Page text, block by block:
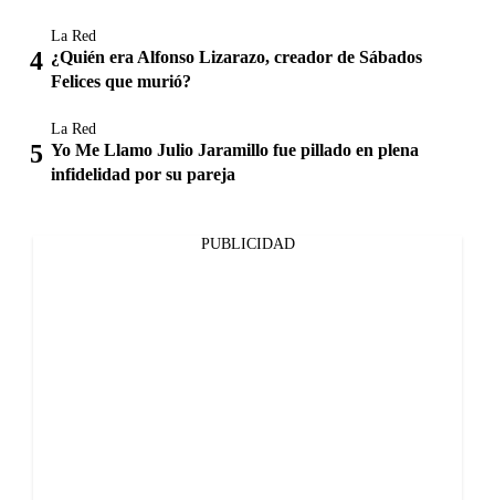
La Red
¿Quién era Alfonso Lizarazo, creador de Sábados
Felices que murió?
La Red
Yo Me Llamo Julio Jaramillo fue pillado en plena
infidelidad por su pareja
PUBLICIDAD